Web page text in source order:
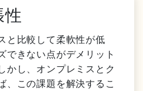
と比較して柔軟性が低
できない点がデメリット
かし、オンプレミスとク
、この課題を解決するこ